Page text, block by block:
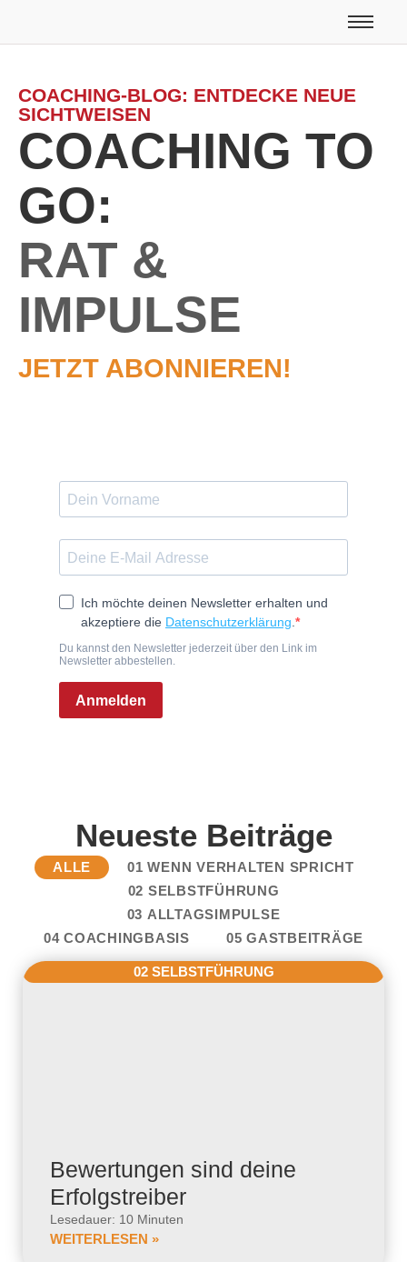
COACHING-BLOG: ENTDECKE NEUE
SICHTWEISEN
COACHING TO
GO:
RAT &
IMPULSE
JETZT ABONNIEREN!
Neueste Beiträge
01 WENN VERHALTEN SPRICHT
02 SELBSTFÜHRUNG
03 ALLTAGSIMPULSE
04 COACHINGBASIS
05 GASTBEITRÄGE
ALLE
02 SELBSTFÜHRUNG
Bewertungen sind deine
Erfolgstreiber
Lesedauer: 10 Minuten
WEITERLESEN »